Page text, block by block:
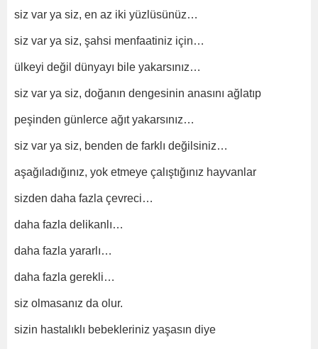
siz var ya siz, en az iki yüzlüsünüz…
siz var ya siz, şahsi menfaatiniz için…
ülkeyi değil dünyayı bile yakarsınız…
siz var ya siz, doğanın dengesinin anasını ağlatıp
peşinden günlerce ağıt yakarsınız…
siz var ya siz, benden de farklı değilsiniz…
aşağıladığınız, yok etmeye çalıştığınız hayvanlar
sizden daha fazla çevreci…
daha fazla delikanlı…
daha fazla yararlı…
daha fazla gerekli…
siz olmasanız da olur.
sizin hastalıklı bebekleriniz yaşasın diye